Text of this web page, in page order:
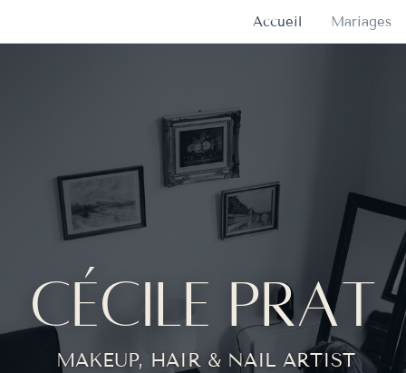
Accueil Mariages
MAKEUP, HAIR & NAIL ARTIST
CÉCILE PRAT